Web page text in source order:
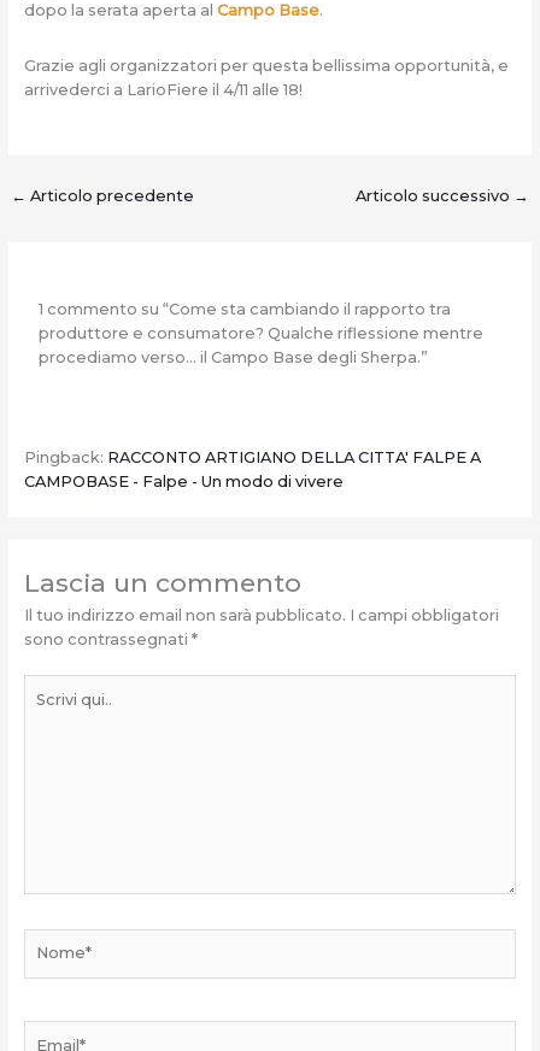
dopo la serata aperta al Campo Base.
Grazie agli organizzatori per questa bellissima opportunità, e
arrivederci a LarioFiere il 4/11 alle 18!
← Articolo precedente Articolo successivo →
1 commento su “Come sta cambiando il rapporto tra
produttore e consumatore? Qualche riflessione mentre
procediamo verso… il Campo Base degli Sherpa.”
Pingback: RACCONTO ARTIGIANO DELLA CITTA' FALPE A
CAMPOBASE - Falpe - Un modo di vivere
Lascia un commento
Il tuo indirizzo email non sarà pubblicato. I campi obbligatori
sono contrassegnati *
qui..